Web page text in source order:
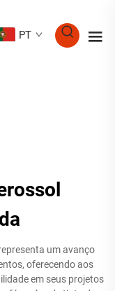
PT
um avanço
oferecendo aos
em seus projetos